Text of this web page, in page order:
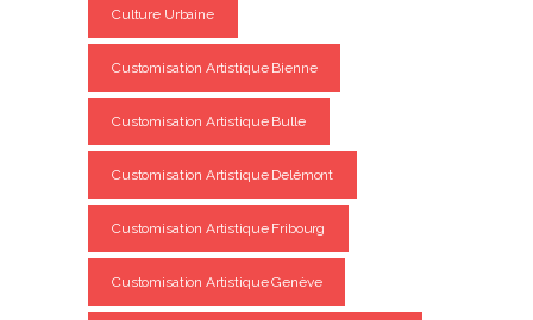
Culture Urbaine
Customisation Artistique Bienne
Customisation Artistique Bulle
Customisation Artistique Delémont
Customisation Artistique Fribourg
Customisation Artistique Genève